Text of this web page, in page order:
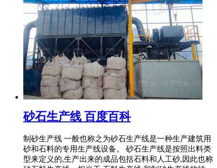
砂石生产线 百度百科
制砂生产线 一般也称之为砂石生产线是一种生产建筑用
砂和石料的专用生产线设备。 砂石生产线是按照出料类
型来定义的,生产出来的成品包括石料和人工砂,因此也称